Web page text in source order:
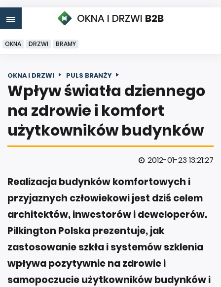
OKNA I DRZWI B2B
OKNA DRZWI BRAMY
OKNA I DRZWI PULS BRANŻY
Wpływ światła dziennego
na zdrowie i komfort
użytkowników budynków
2012-01-23 13:21:27
Realizacja budynków komfortowych i
przyjaznych człowiekowi jest dziś celem
architektów, inwestorów i deweloperów.
Pilkington Polska prezentuje, jak
zastosowanie szkła i systemów szklenia
wpływa pozytywnie na zdrowie i
samopoczucie użytkowników budynków i